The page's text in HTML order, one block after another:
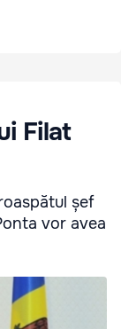
Filat
șef
vor avea